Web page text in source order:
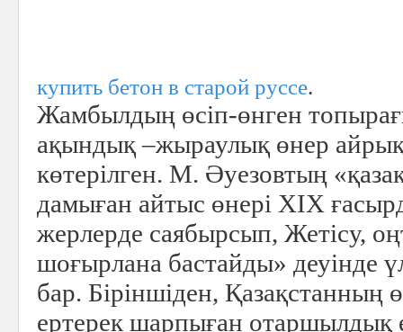
купить бетон в старой руссе.
Жамбылдың өсіп-өнген
ақындық –жыраулық өнер
көтерілген. М. Әуезовтың
дамыған айтыс өнері ХІХ
жерлерде саябырсып, Жетісу,
шоғырлана бастайды» деуінде
бар. Біріншіден, Қазақстанның
ертерек шарпыған отаршылдық